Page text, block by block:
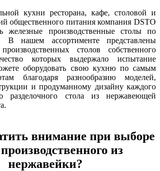
кухни ресторана, кафе, столовой и
общественного питания компания DSTO
железные производственные столы по
В нашем ассортименте представлены
столов собственного
которых выдержало испытание
оборудовать свою кухню по самым
благодаря разнообразию моделей,
и продуманному дизайну каждого
разделочного стола из нержавеющей
внимание при выборе
из
нержавейки?